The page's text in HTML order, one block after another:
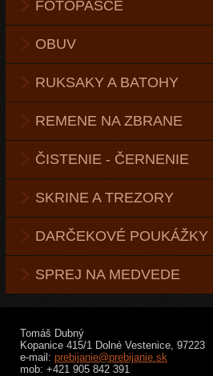
FOTOPASCE
OBUV
RUKSAKY A BATOHY
REMENE NA ZBRANE
ČISTENIE - ČERNENIE
SKRINE A TREZORY
DARČEKOVÉ POUKÁŽKY
SPREJ NA MEDVEDE
Tomáš Dubný
Kopanice 415/1 Dolné Vestenice, 97223
e-mail: prebijanie@prebijanie.sk
mob: +421 905 842 391